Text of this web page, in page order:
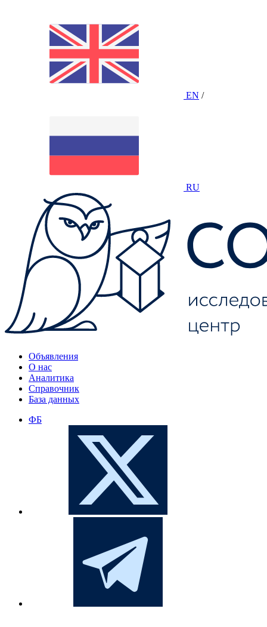
EN /
RU
Объявления
О нас
Аналитика
Справочник
База данных
ФБ